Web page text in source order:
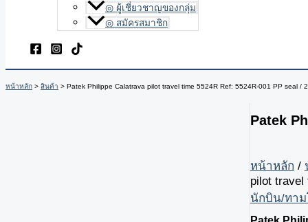
◎ ผู้เชี่ยวชาญของกลุ่ม
◎ สมัครสมาชิก
หน้าหลัก สินค้า Patek Philippe Calatrava pilot travel time 5524R Ref: 5524R-001 PP seal /
Patek
หน้าหลัก /
pilot travel
นักบิน/ทา